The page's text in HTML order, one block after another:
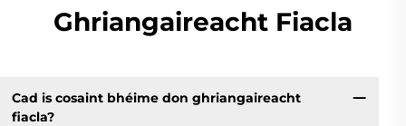
Ghriangaireacht Fiacla
Cad is cosaint bhéime don ghriangaireacht
fiacla?